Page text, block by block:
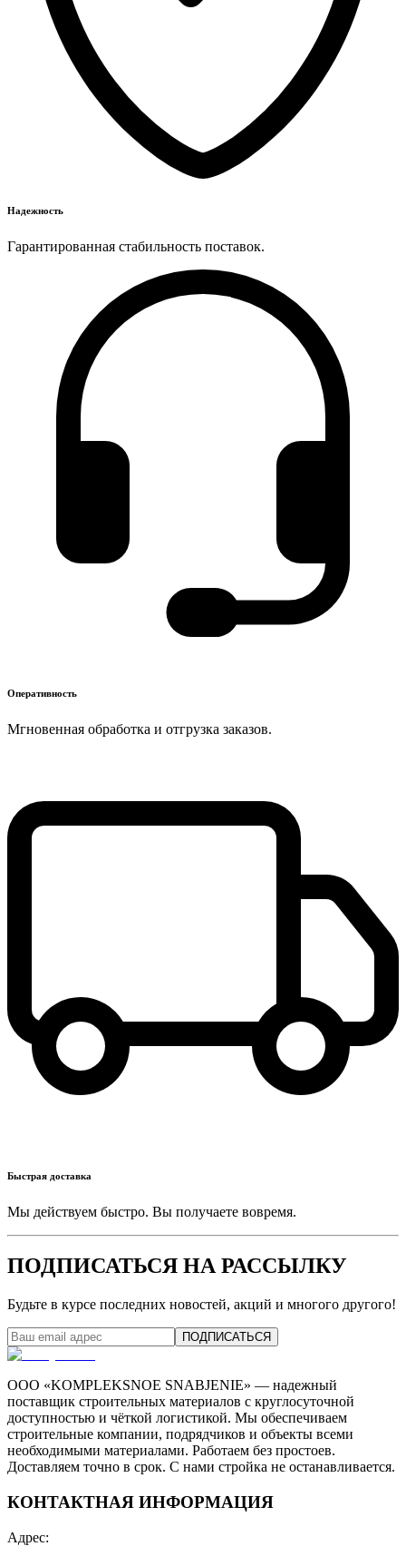
Надежность
Гарантированная стабильность поставок.
Оперативность
Мгновенная обработка и отгрузка заказов.
Быстрая доставка
Мы действуем быстро. Вы получаете вовремя.
ПОДПИСАТЬСЯ НА РАССЫЛКУ
Будьте в курсе последних новостей, акций и многого другого!
ПОДПИСАТЬСЯ
ООО «KOMPLEKSNOE SNABJENIE» — надежный
поставщик строительных материалов с круглосуточной
доступностью и чёткой логистикой. Мы обеспечиваем
строительные компании, подрядчиков и объекты всеми
необходимыми материалами. Работаем без простоев.
Доставляем точно в срок. С нами стройка не останавливается.
КОНТАКТНАЯ ИНФОРМАЦИЯ
Адрес: